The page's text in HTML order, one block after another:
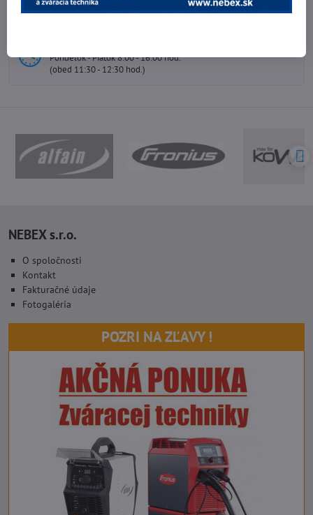
E-mail
Pondelok - Piatok 8:00 - 16:00 hod.
(obed 11:30 - 12:30 hod.)
NEBEX s.r.o.
O spoločnosti
Kontakt
Fakturačné údaje
Fotogaléria
POZRI NA ZĽAVY !